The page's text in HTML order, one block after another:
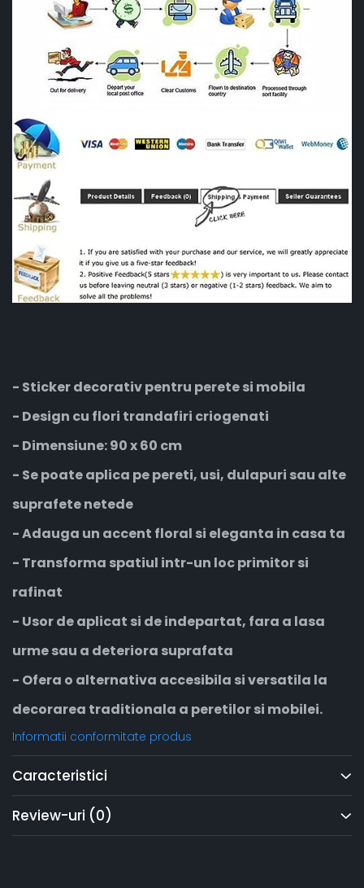
- Sticker decorativ pentru perete si mobila
- Design cu flori trandafiri criogenati
- Dimensiune: 90 x 60 cm
- Se poate aplica pe pereti, usi, dulapuri sau alte
suprafete netede
- Adauga un accent floral si eleganta in casa ta
- Transforma spatiul intr-un loc primitor si
rafinat
- Usor de aplicat si de indepartat, fara a lasa
urme sau a deteriora suprafata
- Ofera o alternativa accesibila si versatila la
decorarea traditionala a peretilor si mobilei.
Informatii conformitate produs
Caracteristici
Review-uri (0)